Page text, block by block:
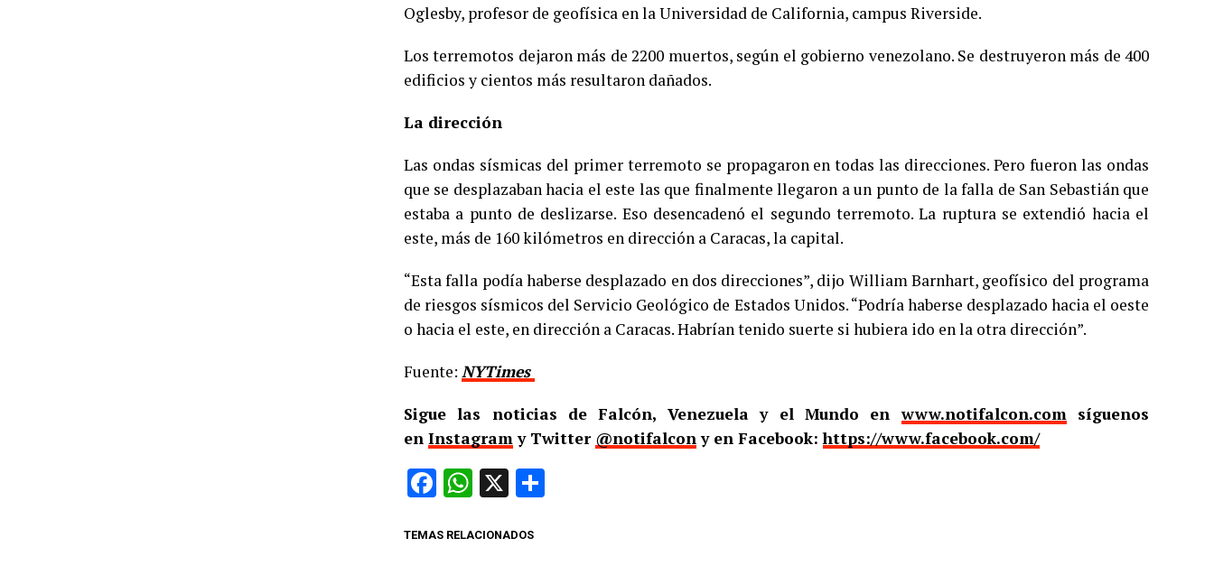
Oglesby, profesor de geofísica en la Universidad de California, campus Riverside.
Los terremotos dejaron más de 2200 muertos, según el gobierno venezolano. Se destruyeron más de 400
edificios y cientos más resultaron dañados.
La dirección
Las ondas sísmicas del primer terremoto se propagaron en todas las direcciones. Pero fueron las ondas
que se desplazaban hacia el este las que finalmente llegaron a un punto de la falla de San Sebastián que
estaba a punto de deslizarse. Eso desencadenó el segundo terremoto. La ruptura se extendió hacia el
este, más de 160 kilómetros en dirección a Caracas, la capital.
“Esta falla podía haberse desplazado en dos direcciones”, dijo William Barnhart, geofísico del programa
de riesgos sísmicos del Servicio Geológico de Estados Unidos. “Podría haberse desplazado hacia el oeste
o hacia el este, en dirección a Caracas. Habrían tenido suerte si hubiera ido en la otra dirección”.
Fuente: NYTimes
Sigue las noticias de Falcón, Venezuela y el Mundo enwww.notifalcon.comsíguenos
en Instagramy Twitter @notifalcony en Facebook:https://www.facebook.com/
Facebook
WhatsApp
X
TEMAS RELACIONADOS